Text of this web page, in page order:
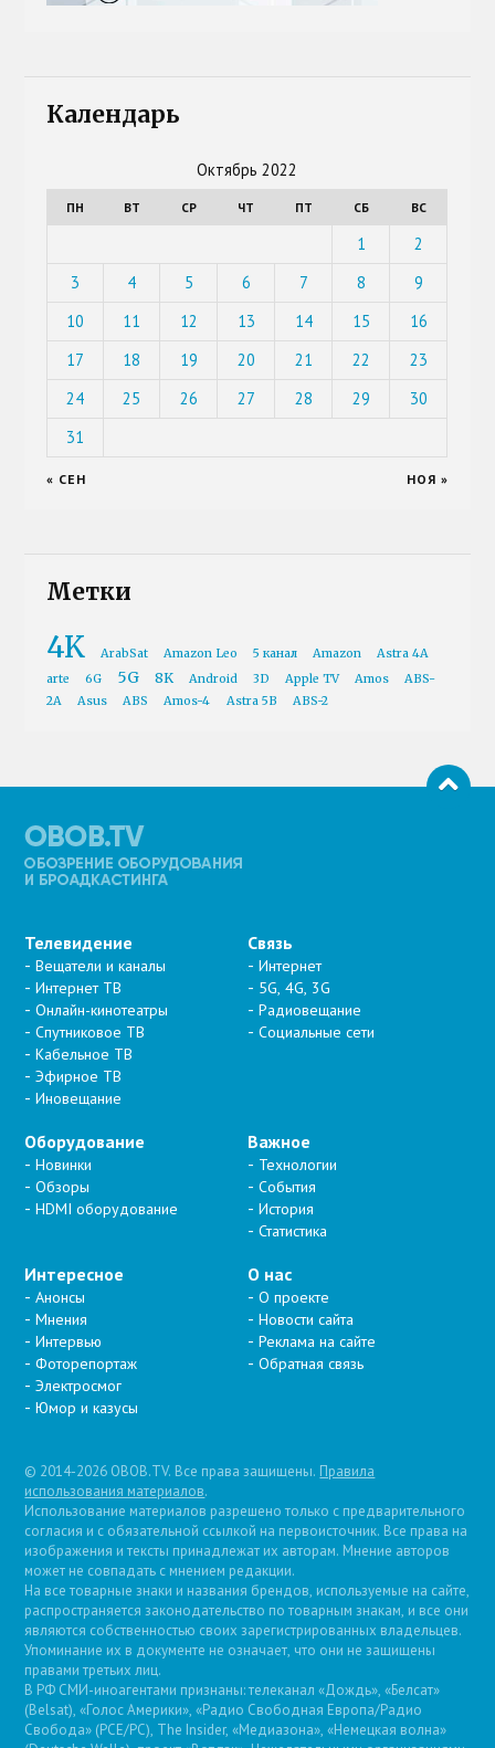
Календарь
Октябрь 2022
ПН ВТ СР ЧТ ПТ СБ ВС
1
2
3
4 5 6 7 8
9
10
11 12 13 14 15
16
17
18 19 20 21 22
23
24
25 26 27 28 29
30
31
« СЕН НОЯ »
Метки
4K ArabSat Amazon Leo 5 канал Amazon
Astra 4A
arte
6G 5G 8K Android 3D Apple TV Amos
ABS-
2A
Asus ABS Amos-4 Astra 5B ABS-2
Телевидение
Вещатели и каналы
Интернет ТВ
Онлайн-кинотеатры
Спутниковое ТВ
Кабельное ТВ
Эфирное ТВ
Иновещание
Связь
Интернет
5G, 4G, 3G
Радиовещание
Социальные сети
Оборудование
Новинки
Обзоры
HDMI оборудование
Важное
Технологии
События
История
Статистика
Интересное
Анонсы
Мнения
Интервью
Фоторепортаж
Электросмог
Юмор и казусы
О нас
О проекте
Новости сайта
Реклама на сайте
Обратная связь
© 2014-2026 OBOB.TV. Все права защищены. Правила
использования материалов.
Использование материалов разрешено только с предварительного
согласия и с обязательной ссылкой на первоисточник. Все права на
изображения и тексты принадлежат их авторам. Мнение авторов
может не совпадать с мнением редакции.
На все товарные знаки и названия брендов, используемые на сайте,
распространяется законодательство по товарным знакам, и все они
являются собственностью своих зарегистрированных владельцев.
Упоминание их в документе не означает, что они не защищены
правами третьих лиц.
В РФ СМИ-иноагентами признаны: телеканал «Дождь», «Белсат»
(Belsat), «Голос Америки», «Радио Свободная Европа/Радио
Свобода» (PCE/PC), The Insider, «Медиазона», «Немецкая волна»